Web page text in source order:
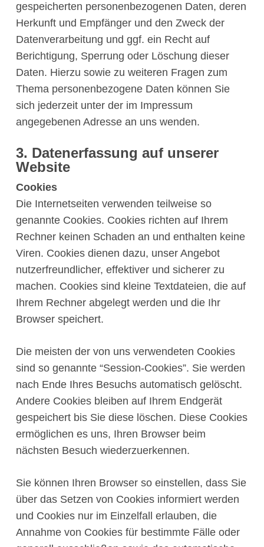
gespeicherten personenbezogenen Daten, deren
Herkunft und Empfänger und den Zweck der
Datenverarbeitung und ggf. ein Recht auf
Berichtigung, Sperrung oder Löschung dieser
Daten. Hierzu sowie zu weiteren Fragen zum
Thema personenbezogene Daten können Sie
sich jederzeit unter der im Impressum
angegebenen Adresse an uns wenden.
3. Datenerfassung auf unserer
Website
Cookies
Die Internetseiten verwenden teilweise so
genannte Cookies. Cookies richten auf Ihrem
Rechner keinen Schaden an und enthalten keine
Viren. Cookies dienen dazu, unser Angebot
nutzerfreundlicher, effektiver und sicherer zu
machen. Cookies sind kleine Textdateien, die auf
Ihrem Rechner abgelegt werden und die Ihr
Browser speichert.
Die meisten der von uns verwendeten Cookies
sind so genannte “Session-Cookies”. Sie werden
nach Ende Ihres Besuchs automatisch gelöscht.
Andere Cookies bleiben auf Ihrem Endgerät
gespeichert bis Sie diese löschen. Diese Cookies
ermöglichen es uns, Ihren Browser beim
nächsten Besuch wiederzuerkennen.
Sie können Ihren Browser so einstellen, dass Sie
über das Setzen von Cookies informiert werden
und Cookies nur im Einzelfall erlauben, die
Annahme von Cookies für bestimmte Fälle oder